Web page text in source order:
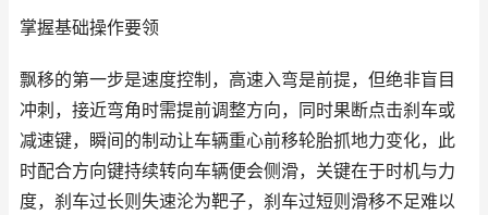
掌握基础操作要领
飘移的第一步是速度控制，高速入弯是前提，但绝非盲目
冲刺，接近弯角时需提前调整方向，同时果断点击刹车或
减速键，瞬间的制动让车辆重心前移轮胎抓地力变化，此
时配合方向键持续转向车辆便会侧滑，关键在于时机与力
度，刹车过长则失速沦为靶子，刹车过短则滑移不足难以